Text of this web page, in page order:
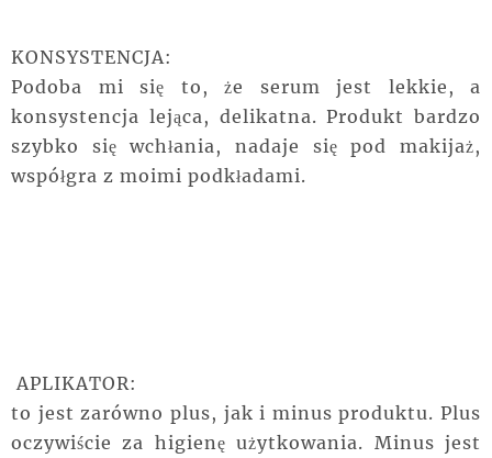
KONSYSTENCJA:
Podoba mi się to, że serum jest lekkie, a
konsystencja lejąca, delikatna. Produkt bardzo
szybko się wchłania, nadaje się pod makijaż,
współgra z moimi podkładami.
APLIKATOR:
to jest zarówno plus, jak i minus produktu. Plus
oczywiście za higienę użytkowania. Minus jest